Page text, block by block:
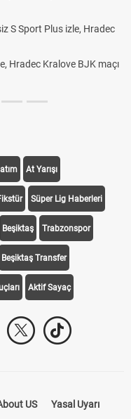
S Sport Plus izle, Hradec
Hradec Kralove BJK maçı
At Yarışı
Süper Lig Haberleri
Beşiktaş Trabzonspor
Beşiktaş Transfer
Aktif Sayaç
US Yasal Uyarı